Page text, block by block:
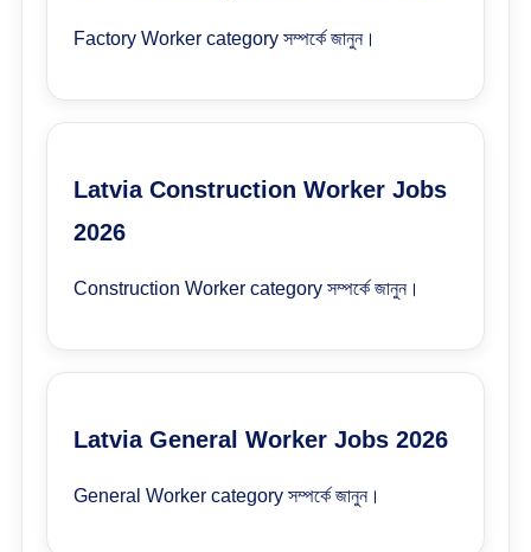
Factory Worker category সম্পর্কে জানুন।
Latvia Construction Worker Jobs
2026
Construction Worker category সম্পর্কে জানুন।
Latvia General Worker Jobs 2026
General Worker category সম্পর্কে জানুন।